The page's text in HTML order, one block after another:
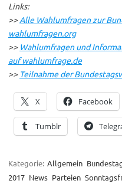
Links:
>>Alle Wahlumfragen zur
wahlumfragen.org
>> Wahlumfragen und
auf wahlumfrage.de
>> Teilnahme der
X Facebook
Tumblr
Kategorie: Allgemein
2017 News Parteien